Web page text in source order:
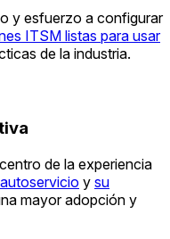
y esfuerzo a configurar
ITSM listas para usar
de la industria.
de la experiencia
y su
mayor adopción y